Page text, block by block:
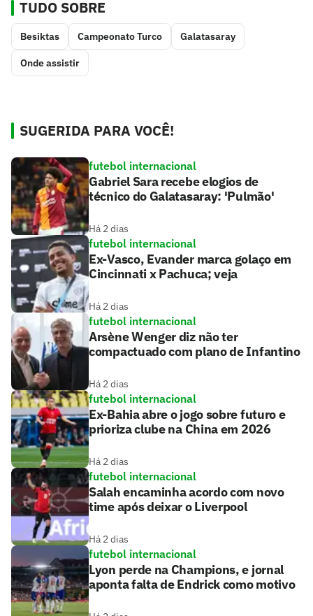
TUDO SOBRE
Besiktas Campeonato Turco Galatasaray
Onde assistir
SUGERIDA PARA VOCÊ!
futebol internacional
Gabriel Sara recebe elogios de
técnico do Galatasaray: 'Pulmão'
Há 2 dias
futebol internacional
Ex-Vasco, Evander marca golaço em
Cincinnati x Pachuca; veja
Há 2 dias
futebol internacional
Arsène Wenger diz não ter
compactuado com plano de Infantino
Há 2 dias
futebol internacional
Ex-Bahia abre o jogo sobre futuro e
prioriza clube na China em 2026
Há 2 dias
futebol internacional
Salah encaminha acordo com novo
time após deixar o Liverpool
Há 2 dias
futebol internacional
Lyon perde na Champions, e jornal
aponta falta de Endrick como motivo